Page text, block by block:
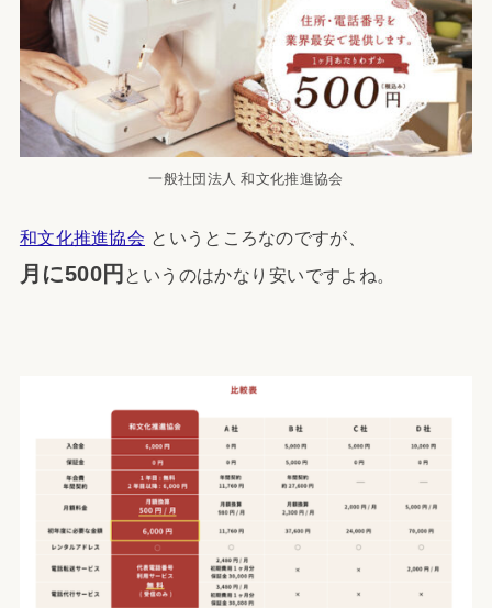
一般社団法人 和文化推進協会
和文化推進協会 というところなのですが、
月に500円 というのはかなり安いですよね。